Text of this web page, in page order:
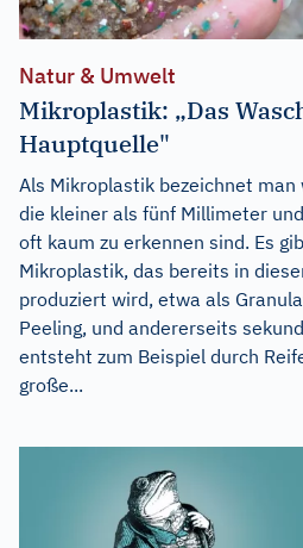
Natur & Umwelt
Mikroplastik: „Das
Hauptquelle"
Als Mikroplastik bezeichnet man
die kleiner als fünf Millimeter
oft kaum zu erkennen sind. Es
Mikroplastik, das bereits in
produziert wird, etwa als
Peeling, und andererseits
entsteht zum Beispiel durch
große...